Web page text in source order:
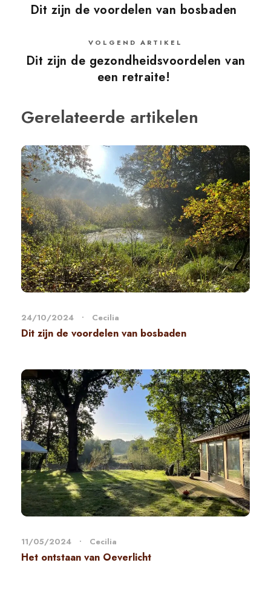
Dit zijn de voordelen van bosbaden
VOLGEND ARTIKEL
Dit zijn de gezondheidsvoordelen van
een retraite!
Gerelateerde artikelen
24/10/2024 • Cecilia
Dit zijn de voordelen van bosbaden
11/05/2024 • Cecilia
Het ontstaan van Oeverlicht